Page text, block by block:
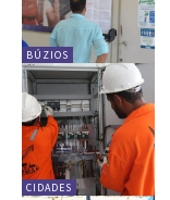
BÚZIOS
CIDADES